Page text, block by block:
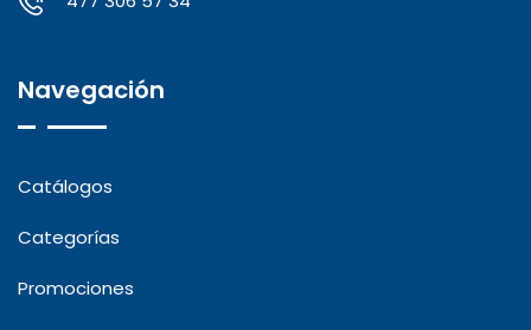
Navegación
Catálogos
Categorías
Promociones